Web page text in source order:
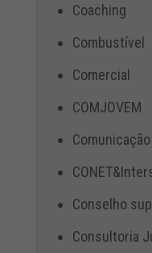
Coaching
Combustível
Comercial
COMJOVEM
Comunicação
Conselho
Consultoria